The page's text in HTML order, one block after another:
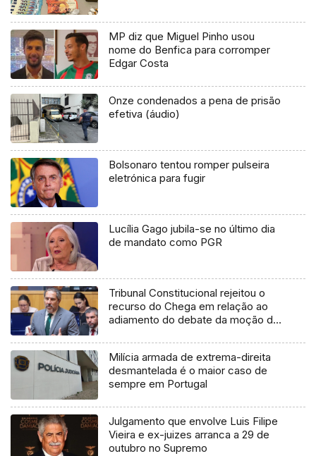
MP diz que Miguel Pinho usou
nome do Benfica para corromper
Edgar Costa
Onze condenados a pena de prisão
efetiva (áudio)
Bolsonaro tentou romper pulseira
eletrónica para fugir
Lucília Gago jubila-se no último dia
de mandato como PGR
Tribunal Constitucional rejeitou o
recurso do Chega em relação ao
adiamento do debate da moção de
Milícia armada de extrema-direita
desmantelada é o maior caso de
sempre em Portugal
Julgamento que envolve Luis Filipe
Vieira e ex-juizes arranca a 29 de
outubro no Supremo